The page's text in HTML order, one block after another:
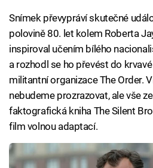
Snímek převypráví skutečné
polovině 80. let kolem Roberta
inspiroval učením bílého
a rozhodl se ho převést do
militantní organizace The Order.
nebudeme prozrazovat, ale vše
faktografická kniha The Silent
film volnou adaptací.